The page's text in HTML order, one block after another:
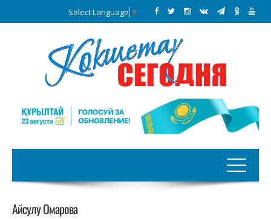
Select Language ▼
Айсулу Омарова